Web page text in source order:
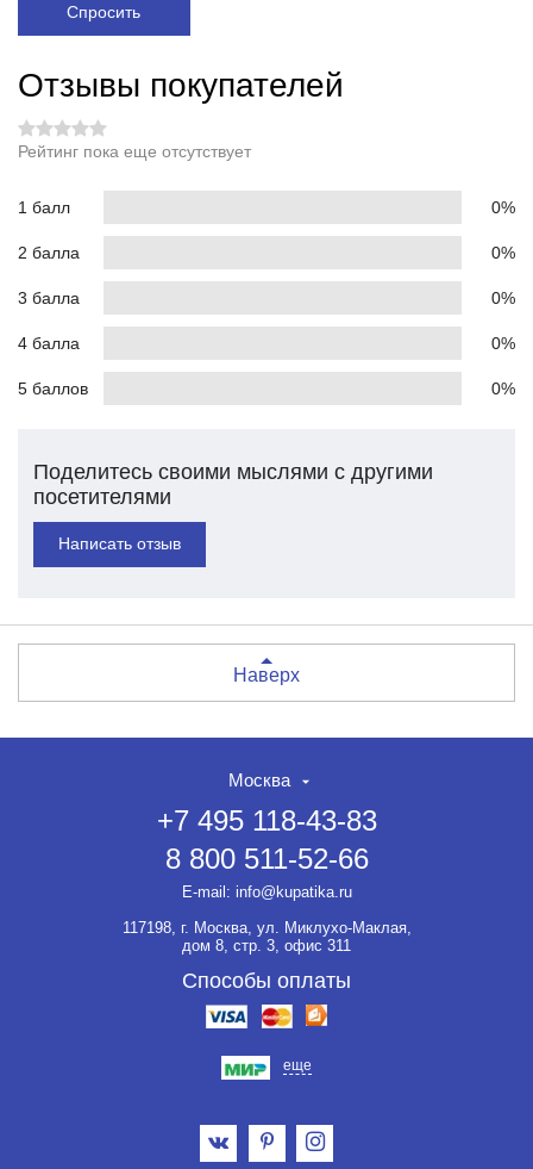
Спросить
Отзывы покупателей
Рейтинг пока еще отсутствует
1 балл 0%
2 балла 0%
3 балла 0%
4 балла 0%
5 баллов 0%
Поделитесь своими мыслями с другими
посетителями
Написать отзыв
Наверх
Москва
+7 495 118-43-83
8 800 511-52-66
E-mail: info@kupatika.ru
117198, г. Москва, ул. Миклухо-Маклая,
дом 8, стр. 3, офис 311
Способы оплаты
еще